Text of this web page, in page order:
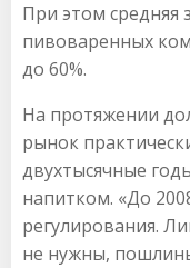
При этом средняя
пивоваренных
до 60%.
На протяжении
рынок
двухтысячные
напитком. «До
регулирования.
не нужны,